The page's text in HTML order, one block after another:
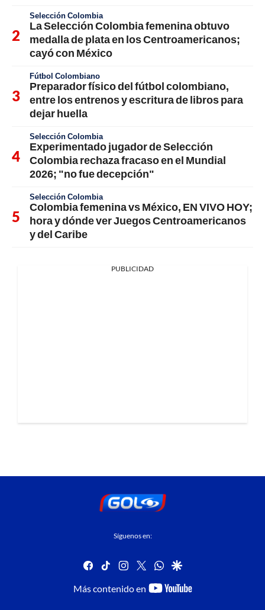
Selección Colombia
La Selección Colombia femenina obtuvo
medalla de plata en los Centroamericanos;
cayó con México
Fútbol Colombiano
Preparador físico del fútbol colombiano,
entre los entrenos y escritura de libros para
dejar huella
Selección Colombia
Experimentado jugador de Selección
Colombia rechaza fracaso en el Mundial
2026; "no fue decepción"
Selección Colombia
Colombia femenina vs México, EN VIVO HOY;
hora y dónde ver Juegos Centroamericanos
y del Caribe
PUBLICIDAD
Síguenos en:
facebook
tiktok instagram
twitterwhatsapp
google
Más contenido en
youtube-